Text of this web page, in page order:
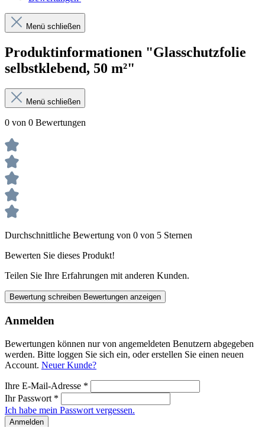
Menü schließen
Produktinformationen "Glasschutzfolie
selbstklebend, 50 m²"
Menü schließen
0 von 0 Bewertungen
Durchschnittliche Bewertung von 0 von 5 Sternen
Bewerten Sie dieses Produkt!
Teilen Sie Ihre Erfahrungen mit anderen Kunden.
Bewertung schreiben Bewertungen anzeigen
Anmelden
Bewertungen können nur von angemeldeten Benutzern abgegeben
werden. Bitte loggen Sie sich ein, oder erstellen Sie einen neuen
Account. Neuer Kunde?
Ihre E-Mail-Adresse *
Ihr Passwort *
Ich habe mein Passwort vergessen.
Anmelden